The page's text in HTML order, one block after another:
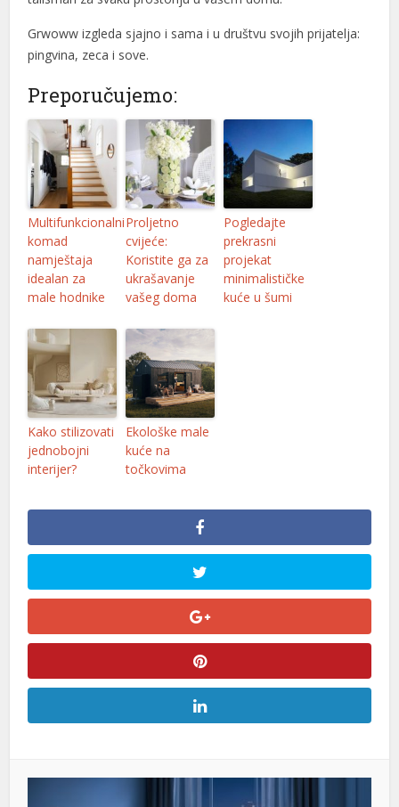
Grwoww izgleda sjajno i sama i u društvu svojih prijatelja:
pingvina, zeca i sove.
Preporučujemo:
Multifunkcionalni
komad
namještaja
idealan za
male hodnike
Proljetno
cvijeće:
Koristite ga za
ukrašavanje
vašeg doma
Pogledajte
prekrasni
projekat
minimalističke
kuće u šumi
Kako stilizovati
jednobojni
interijer?
Ekološke male
kuće na
točkovima